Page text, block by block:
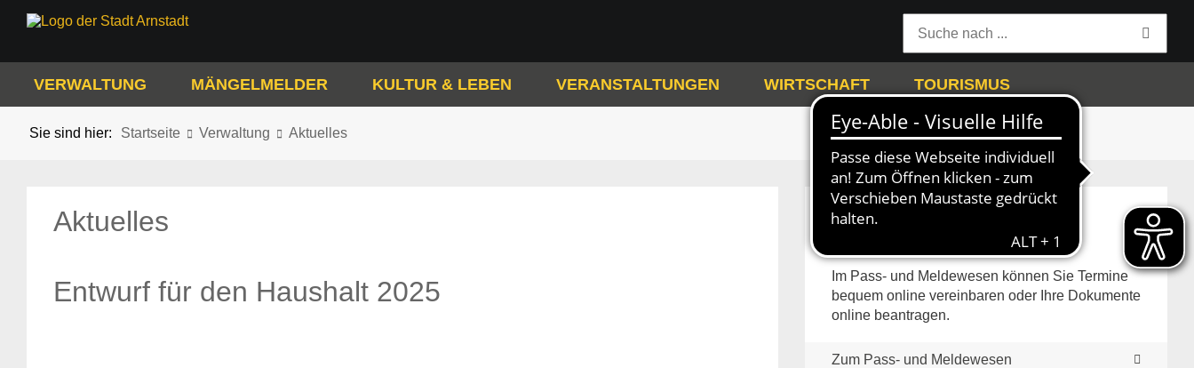
VERWALTUNG MÄNGELMELDER KULTUR & LEBEN VERANSTALTUNGEN WIRTSCHAFT TOURISMUS
Sie sind hier: Startseite Verwaltung Aktuelles
Aktuelles
Entwurf für den Haushalt 2025
Pass- und Meldewesen
Im Pass- und Meldewesen können Sie Termine
bequem online vereinbaren oder Ihre Dokumente
online beantragen.
Zum Pass- und Meldewesen